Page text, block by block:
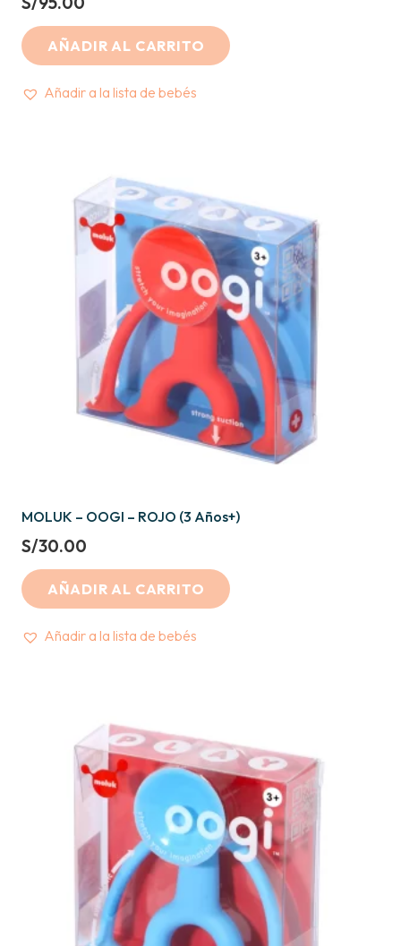
AÑADIR AL CARRITO
Añadir a la lista de bebés
MOLUK – OOGI – ROJO (3 Años+)
S/30.00
AÑADIR AL CARRITO
Añadir a la lista de bebés